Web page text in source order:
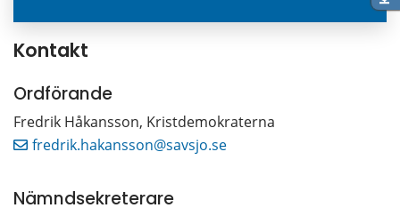
Kontakt
Ordförande
Fredrik Håkansson, Kristdemokraterna
fredrik.hakansson@savsjo.se
Nämndsekreterare